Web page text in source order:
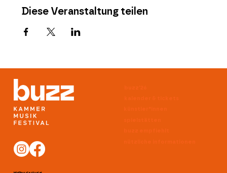
Diese Veranstaltung teilen